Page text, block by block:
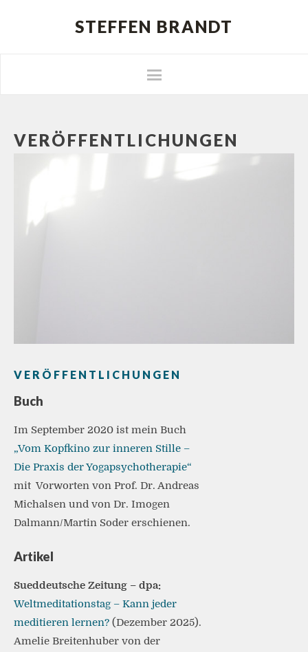
STEFFEN BRANDT
VERÖFFENTLICHUNGEN
VERÖFFENTLICHUNGEN
Buch
Im September 2020 ist mein Buch
„Vom Kopfkino zur inneren Stille –
Die Praxis der Yogapsychotherapie“
mit Vorworten von Prof. Dr. Andreas
Michalsen und von Dr. Imogen
Dalmann/Martin Soder erschienen.
Artikel
Sueddeutsche Zeitung – dpa:
Weltmeditationstag – Kann jeder
meditieren lernen? (Dezember 2025).
Amelie Breitenhuber von der